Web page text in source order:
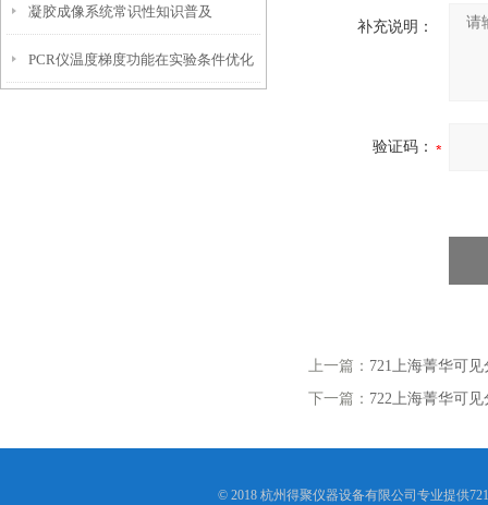
凝胶成像系统常识性知识普及
PCR仪温度梯度功能在实验条件优化
补充说明：
验证码：
上一篇： 721上海菁华可
下一篇： 722上海菁华可
© 2018 杭州得聚仪器设备有限公司专业提供